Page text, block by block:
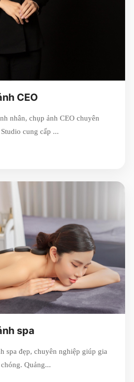
CEO
nhân, chụp ảnh CEO chuyên
cung cấp ...
spa
spa đẹp, chuyên nghiệp giúp gia
Quảng...